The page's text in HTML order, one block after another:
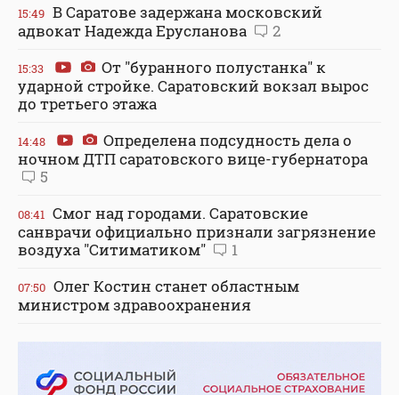
15:49 В Саратове задержана московский
адвокат Надежда Ерусланова
2
15:33
От "буранного полустанка" к
ударной стройке. Саратовский вокзал вырос
до третьего этажа
14:48
Определена подсудность дела о
ночном ДТП саратовского вице-губернатора
5
08:41 Смог над городами. Саратовские
санврачи официально признали загрязнение
воздуха "Ситиматиком"
1
07:50 Олег Костин станет областным
министром здравоохранения